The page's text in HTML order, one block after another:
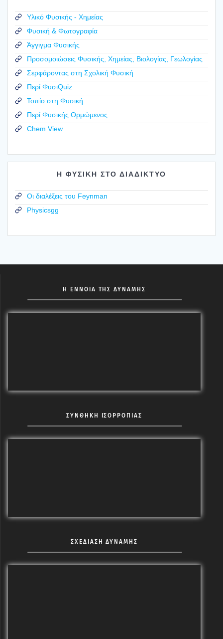
Υλικό Φυσικής - Χημείας
Φυσική & Φωτογραφία
Άγγιγμα Φυσικής
Προσομοιώσεις Φυσικής, Χημείας, Βιολογίας, Γεωλογίας
Σερφάροντας στη Σχολική Φυσική
Περί ΦυσιQuiz
Τοπίο στη Φυσική
Περί Φυσικής Ορμώμενος
Chem View
Η ΦΥΣΙΚΗ ΣΤΟ ΔΙΑΔΙΚΤΥΟ
Οι διαλέξεις του Feynman
Physicsgg
Η ΕΝΝΟΙΑ ΤΗΣ ΔΥΝΑΜΗΣ
ΣΥΝΘΗΚΗ ΙΣΟΡΡΟΠΙΑΣ
ΣΧΕΔΙΑΣΗ ΔΥΝΑΜΗΣ